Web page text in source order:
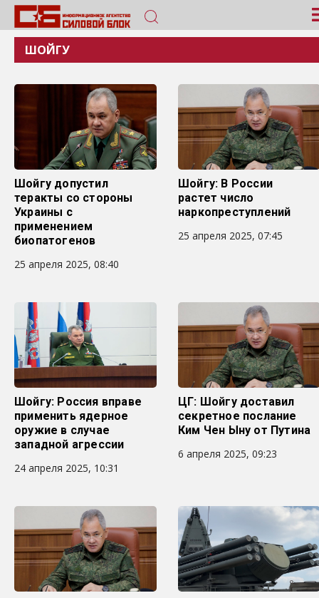
ШОЙГУ
Шойгу допустил
теракты со стороны
Украины с
применением
биопатогенов
25 апреля 2025, 08:40
Шойгу: В России
растет число
наркопреступлений
25 апреля 2025, 07:45
Шойгу: Россия вправе
применить ядерное
оружие в случае
западной агрессии
24 апреля 2025, 10:31
ЦГ: Шойгу доставил
секретное послание
Ким Чен Ыну от Путина
6 апреля 2025, 09:23